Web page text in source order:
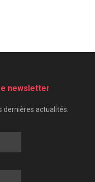
newsletter
dernières actualités.